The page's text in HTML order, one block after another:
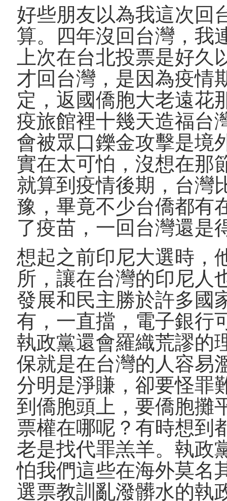
好些朋友以為我這次回
算。四年沒回台灣，我
上次在台北投票是好久
才回台灣，是因為疫情
定，返國僑胞大老遠花
疫旅館裡十幾天造福台
會被眾口鑠金攻擊是境
實在太可怕，沒想在那
就算到疫情後期，台灣
豫，畢竟不少台僑都有
了疫苗，一回台灣還是
想起之前印尼大選時，
所，讓在台灣的印尼人
發展和民主勝於許多國
有，一直擋，電子銀行
執政黨還會羅織荒謬的
保就是在台灣的人容易
分明是淨賺，卻要怪罪
到僑胞頭上，要僑胞攤
票權在哪呢？有時想到
老是找代罪羔羊。執政
怕我們這些在海外莫名
選票教訓亂潑髒水的執